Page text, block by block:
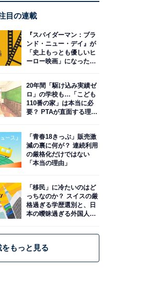
目の連載
『スパイダーマン：ブラ
ンド・ニュー・デイ』が
「史上もっとも優しいヒ
ーロー映画」になった理
20年間「駆け込み実績ゼ
ロ」の学校も…「こども
110番の家」は本当に必
要？ PTAが直面する理想
「青春18きっぷ」販売激
減の裏に何が？ 連続利用
の厳格化だけではない
「本当の理由」
「移民」に冷たいのはど
っちなのか？ スイスの厳
格過ぎる学歴選別と、日
本の曖昧過ぎる外国人政
をもっと見る